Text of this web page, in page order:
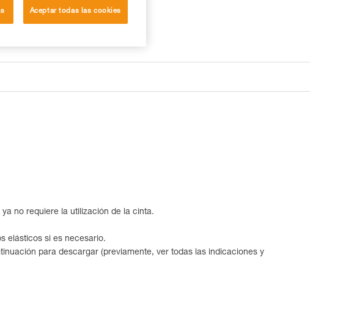
no requiere la utilización de la cinta.
elásticos si es necesario.
para descargar (previamente, ver todas las indicaciones y
Aceptar todas las cookies